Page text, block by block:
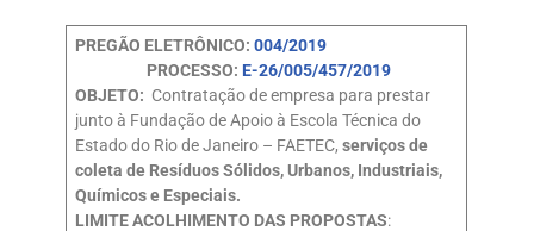
PREGÃO ELETRÔNICO: 004/2019
PROCESSO: E-26/005/457/2019
OBJETO: Contratação de empresa para prestar
junto à Fundação de Apoio à Escola Técnica do
Estado do Rio de Janeiro – FAETEC, serviços de
coleta de Resíduos Sólidos, Urbanos, Industriais,
Químicos e Especiais.
LIMITE ACOLHIMENTO DAS PROPOSTAS: